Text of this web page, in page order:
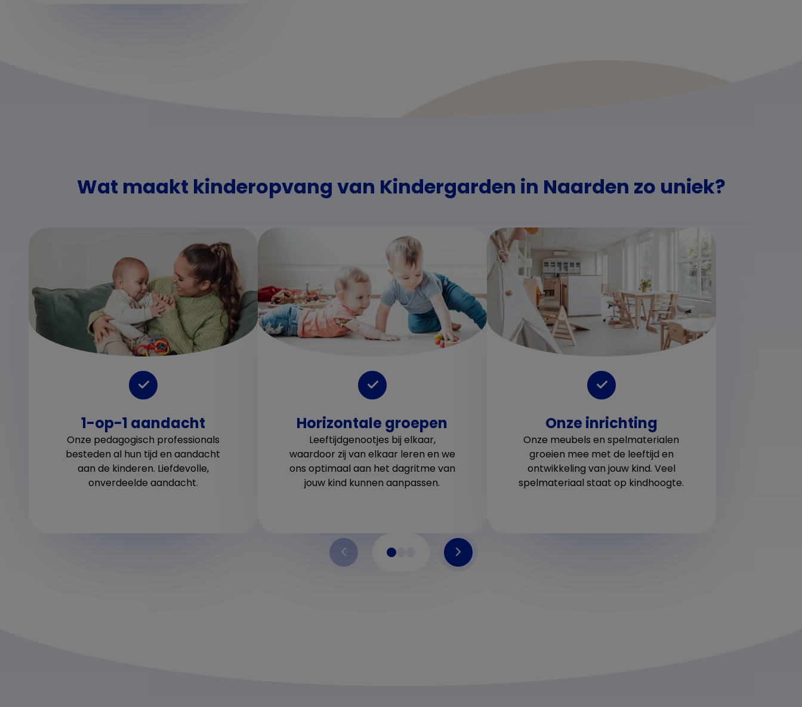
Wat maakt kinderopvang van Kindergarden in Naarden zo uniek?
1-op-1 aandacht
Onze pedagogisch professionals
besteden al hun tijd en aandacht
aan de kinderen. Liefdevolle,
onverdeelde aandacht.
Horizontale groepen
Leeftijdgenootjes bij elkaar,
waardoor zij van elkaar leren en we
ons optimaal aan het dagritme van
jouw kind kunnen aanpassen.
Onze inrichting
Onze meubels en spelmaterialen
groeien mee met de leeftijd en
ontwikkeling van jouw kind. Veel
spelmateriaal staat op kindhoogte.